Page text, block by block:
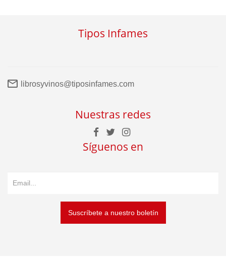
Tipos Infames
librosyvinos@tiposinfames.com
Nuestras redes
Síguenos en
Suscríbete a nuestro boletín